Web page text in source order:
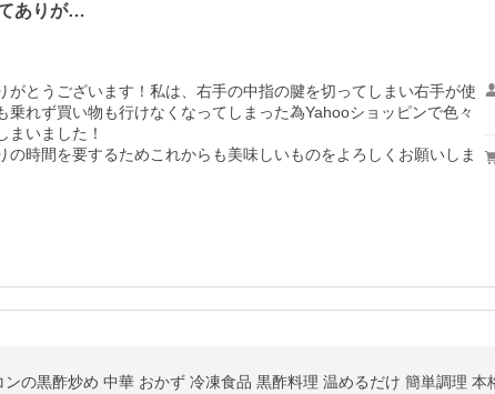
ありが…
がとうございます！私は、右手の中指の腱を切ってしまい右手が使
乗れず買い物も行けなくなってしまった為Yahooショッピンで色々
まいました！
時間を要するためこれからも美味しいものをよろしくお願いしま
の黒酢炒め 中華 おかず 冷凍食品 黒酢料理 温めるだけ 簡単調理 本